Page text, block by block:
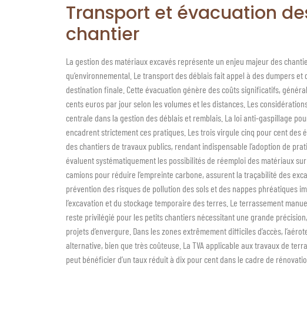
Transport et évacuation
chantier
La gestion des matériaux excavés représente un enjeu majeur des
qu’environnemental. Le transport des déblais fait appel à des dumpers
destination finale. Cette évacuation génère des coûts significatifs,
cents euros par jour selon les volumes et les distances. Les
centrale dans la gestion des déblais et remblais. La loi anti-gaspillage
encadrent strictement ces pratiques. Les trois virgule cinq pour cent des
des chantiers de travaux publics, rendant indispensable l’adoption de
évaluent systématiquement les possibilités de réemploi des matériaux
camions pour réduire l’empreinte carbone, assurent la traçabilité des
prévention des risques de pollution des sols et des nappes phréatiques
l’excavation et du stockage temporaire des terres. Le terrassement
reste privilégié pour les petits chantiers nécessitant une grande
projets d’envergure. Dans les zones extrêmement difficiles d’accès,
alternative, bien que très coûteuse. La TVA applicable aux travaux de
peut bénéficier d’un taux réduit à dix pour cent dans le cadre de